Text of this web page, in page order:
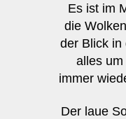
Es ist im
die
der Blick in
alles
immer
Der laue